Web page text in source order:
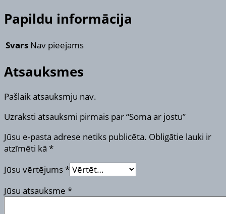
Papildu informācija
Svars Nav pieejams
Atsauksmes
Pašlaik atsauksmju nav.
Uzraksti atsauksmi pirmais par “Soma ar jostu”
Jūsu e-pasta adrese netiks publicēta. Obligātie lauki ir
atzīmēti kā *
Jūsu vērtējums*
Jūsu atsauksme *